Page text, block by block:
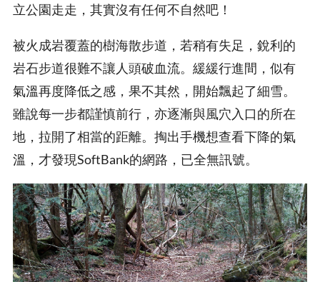
立公園走走，其實沒有任何不自然吧！
被火成岩覆蓋的樹海散步道，若稍有失足，銳利的
岩石步道很難不讓人頭破血流。緩緩行進間，似有
氣溫再度降低之感，果不其然，開始飄起了細雪。
雖說每一步都謹慎前行，亦逐漸與風穴入口的所在
地，拉開了相當的距離。掏出手機想查看下降的氣
溫，才發現SoftBank的網路，已全無訊號。